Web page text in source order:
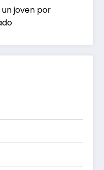
joven por